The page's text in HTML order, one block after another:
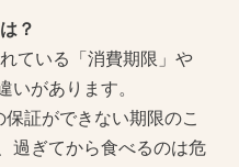
？
ている「消費期限」や
いがあります。
証ができない期限のこ
過ぎてから食べるのは危